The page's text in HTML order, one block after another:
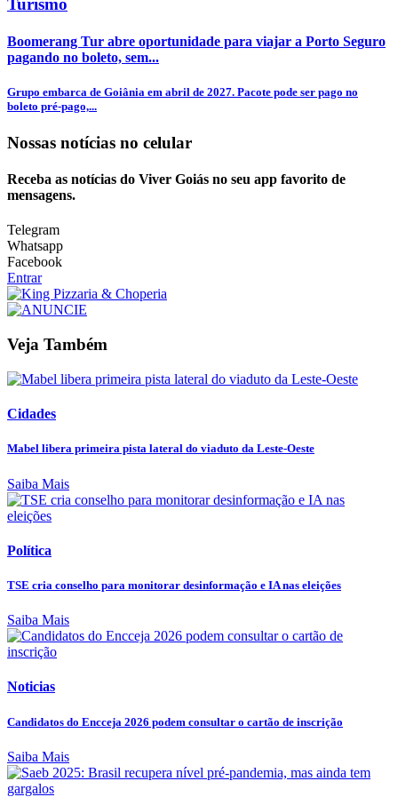
Turismo
Boomerang Tur abre oportunidade para viajar a Porto Seguro
pagando no boleto, sem...
Grupo embarca de Goiânia em abril de 2027. Pacote pode ser pago no
boleto pré-pago,...
Nossas notícias no celular
Receba as notícias do Viver Goiás no seu app favorito de
mensagens.
Telegram
Whatsapp
Facebook
Entrar
Veja Também
Cidades
Mabel libera primeira pista lateral do viaduto da Leste-Oeste
Saiba Mais
Política
TSE cria conselho para monitorar desinformação e IA nas eleições
Saiba Mais
Noticias
Candidatos do Encceja 2026 podem consultar o cartão de inscrição
Saiba Mais